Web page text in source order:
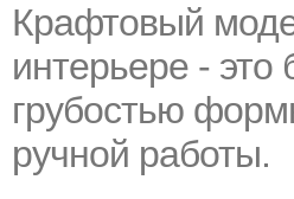
Крафтовый
интерьере -
грубостью
ручной работы.